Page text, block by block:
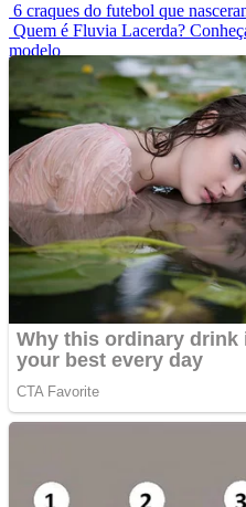
6 craques do futebol que
Quem é Fluvia Lacerda?
modelo
Modelo que sofria bullying por
mundial de maiô
Elas Não Envelhecem?
Tempo
Conheça as 7 criaturas mais
Advertisements